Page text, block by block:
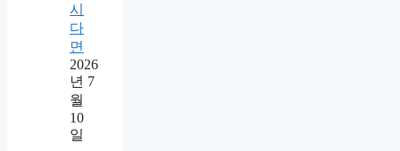
시
다
면
2026
년 7
월
10
일